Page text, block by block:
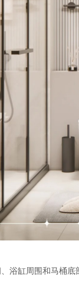
浴缸周围和马桶底